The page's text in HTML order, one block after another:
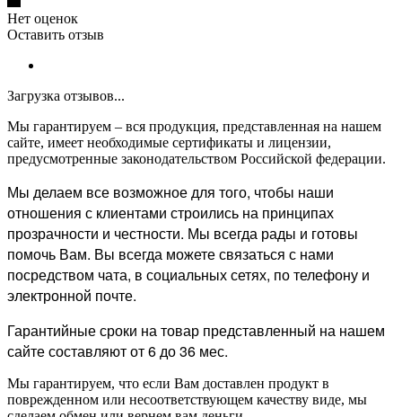
Нет оценок
Оставить отзыв
Загрузка отзывов...
Мы гарантируем – вся продукция, представленная на нашем
сайте, имеет необходимые сертификаты и лицензии,
предусмотренные законодательством Российской федерации.
Мы делаем все возможное для того, чтобы наши
отношения с клиентами строились на принципах
прозрачности и честности. Мы всегда рады и готовы
помочь Вам. Вы всегда можете связаться с нами
посредством чата, в социальных сетях, по телефону и
электронной почте.
Гарантийные сроки на товар представленный на нашем
сайте составляют от 6 до 36 мес.
Мы гарантируем, что если Вам доставлен продукт в
поврежденном или несоответствующем качеству виде, мы